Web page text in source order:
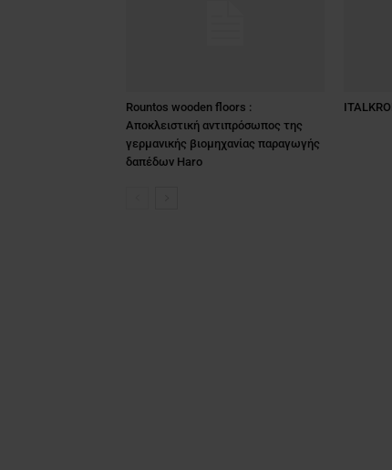
Rountos wooden floors :
Αποκλειστική αντιπρόσωπος της
γερμανικής βιομηχανίας παραγωγής
δαπέδων Haro